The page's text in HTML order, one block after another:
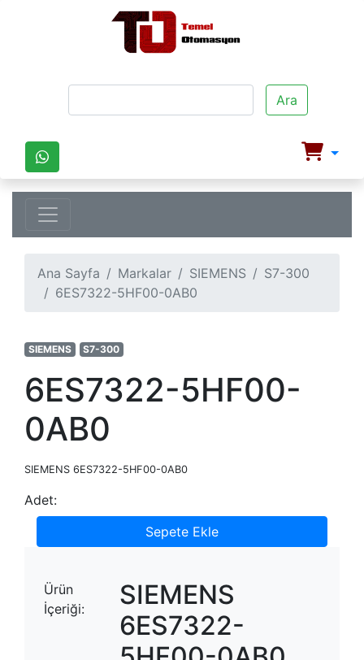
Ara
Ana Sayfa Markalar SIEMENS
S7-300
6ES7322-5HF00-0AB0
SIEMENS S7-300
6ES7322-5HF00-
0AB0
SIEMENS 6ES7322-5HF00-0AB0
Adet:
Sepete Ekle
Ürün
İçeriği:
SIEMENS
6ES7322-